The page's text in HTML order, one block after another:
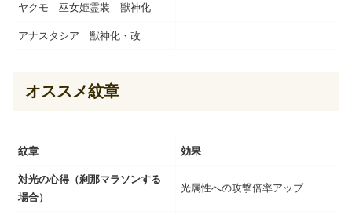
ヤクモ 巫女姫霊装 獣神化
アナスタシア 獣神化・改
オススメ紋章
紋章 効果
対光の心得（刹那マラソンする
場合）
光属性への攻撃倍率アップ